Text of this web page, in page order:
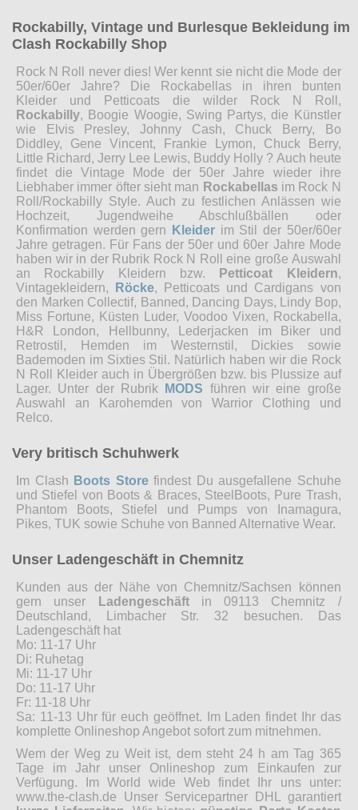
Rockabilly, Vintage und Burlesque Bekleidung im
Clash Rockabilly Shop
Rock N Roll never dies! Wer kennt sie nicht die Mode der
50er/60er Jahre? Die Rockabellas in ihren bunten
Kleider und Petticoats die wilder Rock N Roll,
Rockabilly, Boogie Woogie, Swing Partys, die Künstler
wie Elvis Presley, Johnny Cash, Chuck Berry, Bo
Diddley, Gene Vincent, Frankie Lymon, Chuck Berry,
Little Richard, Jerry Lee Lewis, Buddy Holly ? Auch heute
findet die Vintage Mode der 50er Jahre wieder ihre
Liebhaber immer öfter sieht man Rockabellas im Rock N
Roll/Rockabilly Style. Auch zu festlichen Anlässen wie
Hochzeit, Jugendweihe Abschlußbällen oder
Konfirmation werden gern
Kleiderim Stil der 50er/60er
Jahre getragen. Für Fans der 50er und 60er Jahre Mode
haben wir in der Rubrik Rock N Roll eine große Auswahl
an Rockabilly Kleidern bzw.
Petticoat Kleidern,
Vintagekleidern,
Röcke, Petticoats und Cardigans von
den Marken Collectif, Banned, Dancing Days, Lindy Bop,
Miss Fortune, Küsten Luder, Voodoo Vixen, Rockabella,
H&R London, Hellbunny, Lederjacken im Biker und
Retrostil, Hemden im Westernstil, Dickies sowie
Bademoden im Sixties Stil. Natürlich haben wir die Rock
N Roll Kleider auch in Übergrößen bzw. bis Plussize auf
Lager. Unter der Rubrik
MODS führen wir eine große
Auswahl an Karohemden von Warrior Clothing und
Relco.
Very britisch Schuhwerk
Im Clash Boots Storefindest Du ausgefallene Schuhe
und Stiefel von Boots & Braces, SteelBoots, Pure Trash,
Phantom Boots, Stiefel und Pumps von Inamagura,
Pikes, TUK sowie Schuhe von Banned Alternative Wear.
Unser Ladengeschäft in Chemnitz
Kunden aus der Nähe von Chemnitz/Sachsen können
gern unser
Ladengeschäftin 09113 Chemnitz /
Deutschland, Limbacher Str. 32 besuchen. Das
Ladengeschäft hat
Mo: 11-17 Uhr
Di: Ruhetag
Mi: 11-17 Uhr
Do: 11-17 Uhr
Fr: 11-18 Uhr
Sa: 11-13 Uhr für euch geöffnet. Im Laden findet Ihr das
komplette Onlineshop Angebot sofort zum mitnehmen.
Wem der Weg zu Weit ist, dem steht 24 h am Tag 365
Tage im Jahr unser Onlineshop zum Einkaufen zur
Verfügung. Im World wide Web findet Ihr uns unter:
www.the-clash.de Unser Servicepartner DHL garantiert